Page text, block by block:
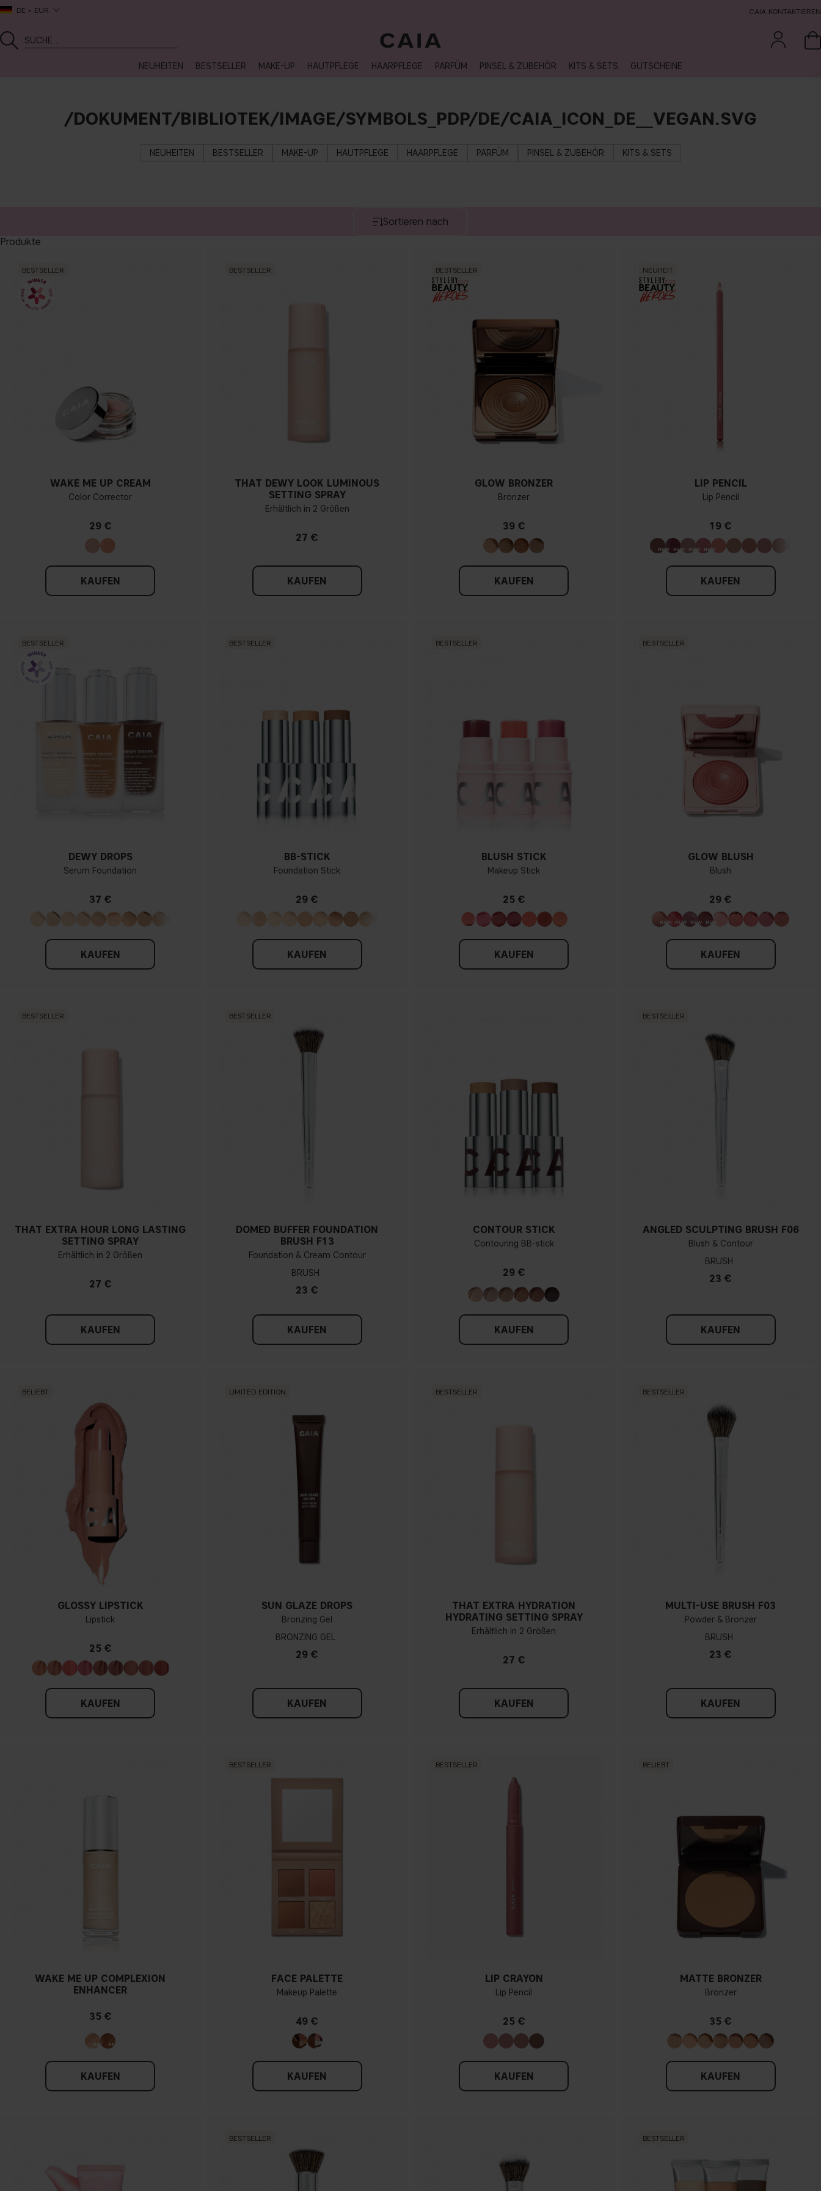
DE EUR CAIA KONTAKTIEREN
NEUHEITEN BESTSELLER MAKE-UP HAUTPFLEGE HAARPFLEGE PARFÜM PINSEL & ZUBEHÖR KITS & SETS GUTSCHEINE
/DOKUMENT/BIBLIOTEK/IMAGE/SYMBOLS_PDP/DE/CAIA_ICON_DE__VEGAN.SVG
NEUHEITEN BESTSELLER MAKE-UP HAUTPFLEGE HAARPFLEGE PARFÜM PINSEL & ZUBEHÖR KITS & SETS
Sortieren nach
Produkte
BESTSELLER
WAKE ME UP CREAM
Color Corrector
29 €
KAUFEN
BESTSELLER
THAT DEWY LOOK LUMINOUS
SETTING SPRAY
Erhältlich in 2 Größen
27 €
KAUFEN
BESTSELLER
GLOW BRONZER
Bronzer
39 €
KAUFEN
NEUHEIT
LIP PENCIL
Lip Pencil
19 €
KAUFEN
BESTSELLER
DEWY DROPS
Serum Foundation
37 €
KAUFEN
BESTSELLER
BB-STICK
Foundation Stick
29 €
KAUFEN
BESTSELLER
BLUSH STICK
Makeup Stick
25 €
KAUFEN
BESTSELLER
GLOW BLUSH
Blush
29 €
KAUFEN
BESTSELLER
THAT EXTRA HOUR LONG LASTING
SETTING SPRAY
Erhältlich in 2 Größen
27 €
KAUFEN
BESTSELLER
DOMED BUFFER FOUNDATION
BRUSH F13
Foundation & Cream Contour
BRUSH
23 €
KAUFEN
CONTOUR STICK
Contouring BB-stick
29 €
KAUFEN
BESTSELLER
ANGLED SCULPTING BRUSH F06
Blush & Contour
BRUSH
23 €
KAUFEN
BELIEBT
GLOSSY LIPSTICK
Lipstick
25 €
KAUFEN
LIMITED EDITION
SUN GLAZE DROPS
Bronzing Gel
BRONZING GEL
29 €
KAUFEN
BESTSELLER
THAT EXTRA HYDRATION
HYDRATING SETTING SPRAY
Erhältlich in 2 Größen
27 €
KAUFEN
BESTSELLER
MULTI-USE BRUSH F03
Powder & Bronzer
BRUSH
23 €
KAUFEN
WAKE ME UP COMPLEXION
ENHANCER
35 €
KAUFEN
BESTSELLER
FACE PALETTE
Makeup Palette
49 €
KAUFEN
BESTSELLER
LIP CRAYON
Lip Pencil
25 €
KAUFEN
BELIEBT
MATTE BRONZER
Bronzer
35 €
KAUFEN
BESTSELLER BESTSELLER